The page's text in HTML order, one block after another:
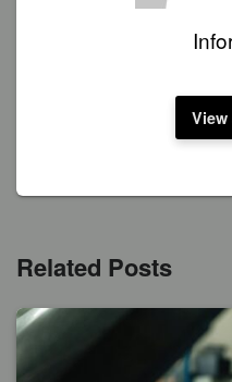
Related Posts